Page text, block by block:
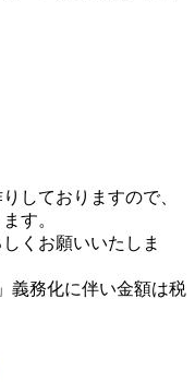
しておりますので、
す。
くお願いいたしま
義務化に伴い金額は税